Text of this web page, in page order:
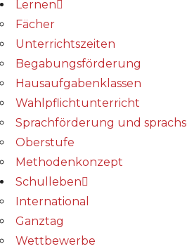
Lernen
Fächer
Unterrichtszeiten
Begabungs­förderung
Hausaufgabenklassen
Wahlpflichtunterricht
Sprachförderung und
Oberstufe
Methodenkonzept
Schulleben
International
Ganztag
Wettbewerbe